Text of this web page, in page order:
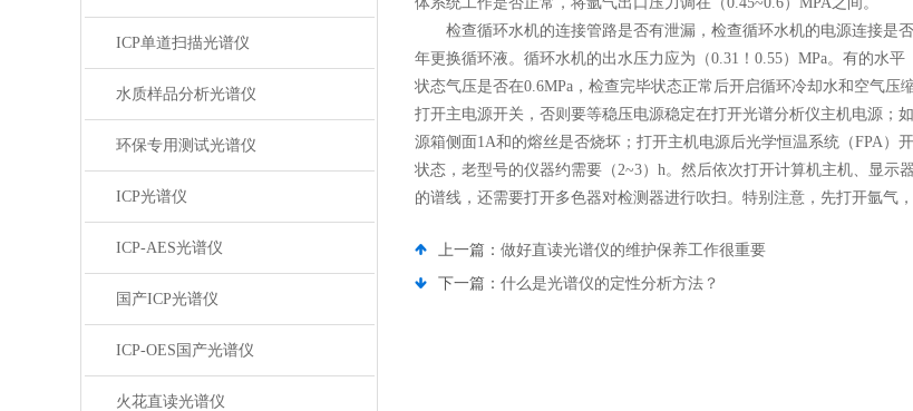
ICP单道扫描光谱仪
水质样品分析光谱仪
环保专用测试光谱仪
ICP光谱仪
ICP-AES光谱仪
国产ICP光谱仪
ICP-OES国产光谱仪
火花直读光谱仪
检查循环水机的连接管路是否有泄漏，检查循环水机的电源连接是
年更换循环液。循环水机的出水压力应为（0.31！0.55）MPa。有的水
状态气压是否在0.6MPa，检查完毕状态正常后开启循环冷却水和空气
打开主电源开关，否则要等稳压电源稳定在打开光谱分析仪主机电源；
源箱侧面1A和的熔丝是否烧坏；打开主机电源后光学恒温系统（FPA）
状态，老型号的仪器约需要（2~3）h。然后依次打开计算机主机、显
的谱线，还需要打开多色器对检测器进行吹扫。特别注意，先打开氩气
上一篇： 做好直读光谱仪的维护保养工作很重要
下一篇： 什么是光谱仪的定性分析方法？